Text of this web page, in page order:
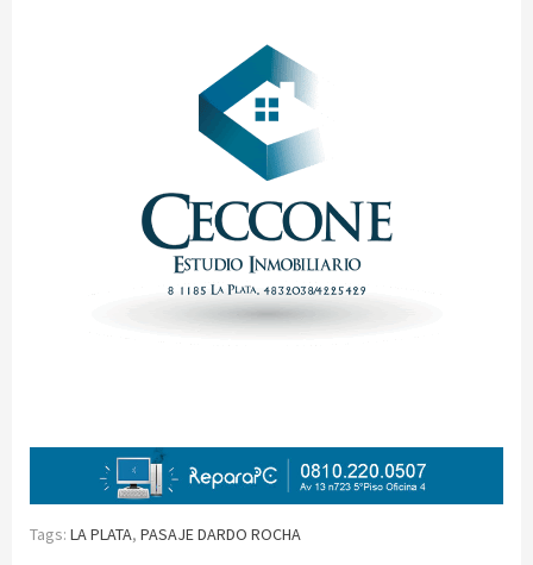
Tags: LA PLATA, PASAJE DARDO ROCHA